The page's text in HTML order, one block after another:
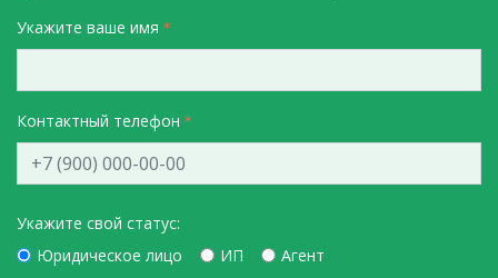
Укажите ваше имя
Контактный телефон
Укажите свой статус:
Юридическое лицо
ИП
Агент